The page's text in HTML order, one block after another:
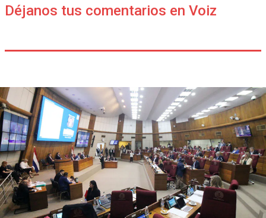
Déjanos tus comentarios en Voiz